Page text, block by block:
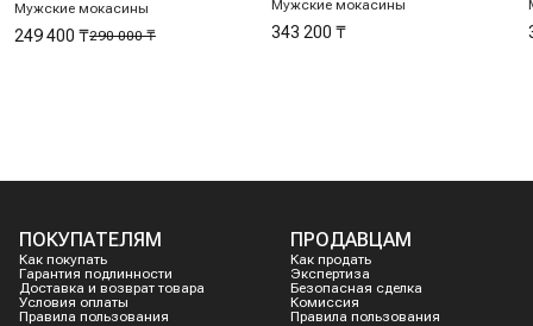
Мужские мокасины
290 000 ₸
249 400 ₸
Мужские мокасины
343 200 ₸
ПОКУПАТЕЛЯМ
Как покупать
Гарантия подлинности
Доставка и возврат товара
Условия оплаты
Правила пользования
ПРОДАВЦАМ
Как продать
Экспертиза
Безопасная сделка
Комиссия
Правила пользования